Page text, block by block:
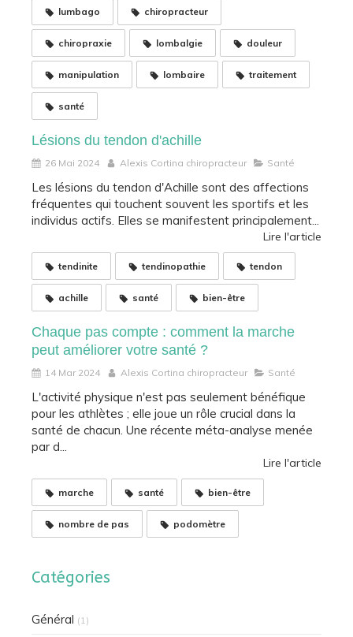
lumbago chiropracteur
chiropraxie lombalgie douleur
manipulation lombaire traitement
santé
Lésions du tendon d'achille
26 Mai 2024 Alexis Cortina chiropracteur Santé
Les lésions du tendon d'Achille sont des affections
fréquentes qui touchent souvent les sportifs et les
individus actifs. Elles se manifestent principalement...
Lire l'article
tendinite tendinopathie tendon
achille santé bien-être
Chaque pas compte : comment la marche
peut améliorer votre santé ?
14 Mar 2024 Alexis Cortina chiropracteur Santé
L'activité physique n'est pas seulement bénéfique
pour les athlètes ; elle joue un rôle crucial dans la
santé de chacun. Une récente méta-analyse menée
par d...
Lire l'article
marche santé bien-être
nombre de pas podomètre
Catégories
Général (1)